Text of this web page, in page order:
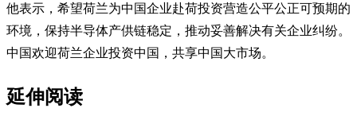
他表示，希望荷兰为中国企业赴荷投资营造公平公正可预期的
环境，保持半导体产供链稳定，推动妥善解决有关企业纠纷。
中国欢迎荷兰企业投资中国，共享中国大市场。
延伸阅读